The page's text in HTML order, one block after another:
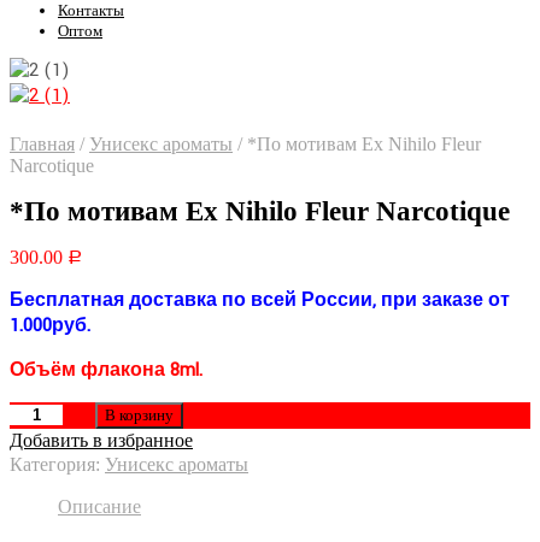
Контакты
Оптом
Главная / Унисекс ароматы /*По мотивам Ex Nihilo Fleur
Narcotique
*По мотивам Ex Nihilo Fleur Narcotique
300.00 Р
Бесплатная доставка по всей России, при заказе от
1.000руб.
Объём флакона 8ml.
В корзину
Добавить в избранное
Категория: Унисекс ароматы
Описание